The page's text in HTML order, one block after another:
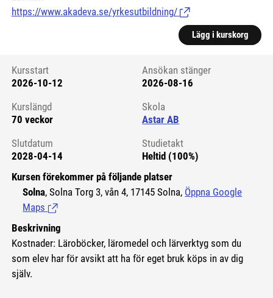
https://www.akadeva.se/yrkesutbildning/ (Länk till extern sida.)
Lägg i kurskorg
Kursstart 6212193
Kursstart
2026-10-12
Ansökan stänger
2026-08-16
Kurslängd
70 veckor
Skola
Astar AB
Slutdatum
2028-04-14
Studietakt
Heltid (100%)
Kursen förekommer på följande platser
Solna, Solna Torg 3, vån 4, 17145 Solna, Öppna Google
Maps (Länk till extern sida.)
Beskrivning
Kostnader: Läroböcker, läromedel och lärverktyg som du
som elev har för avsikt att ha för eget bruk köps in av dig
själv.